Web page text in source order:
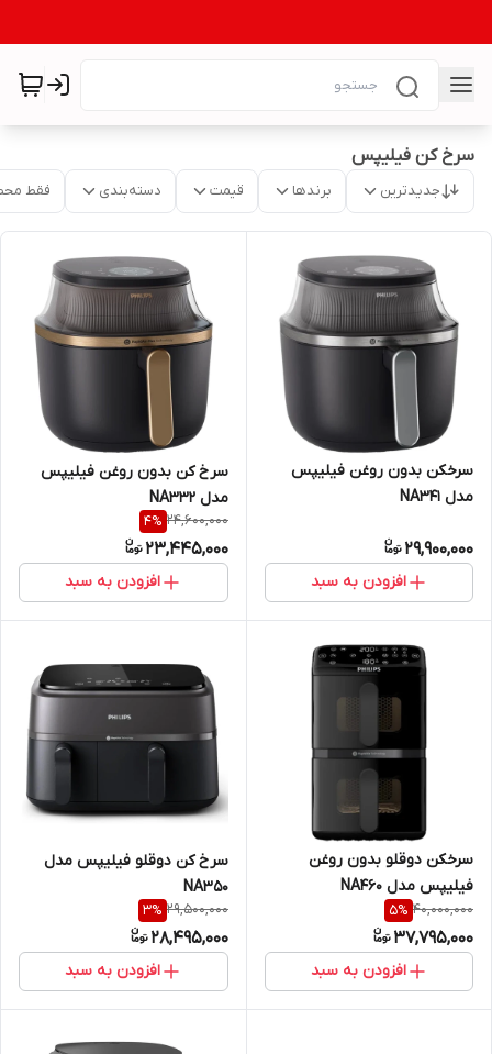
سرخ کن فیلیپس
جدیدترین برندها قیمت دسته‌بندی فقط
سرخکن بدون روغن فیلیپس
مدل NA341
29,900,000
افزودن به سبد
سرخ کن بدون روغن فیلیپس
مدل NA332
24,600,000
4%
23,445,000
افزودن به سبد
سرخکن دوقلو بدون روغن
فیلیپس مدل NA460
40,000,000
5%
37,795,000
افزودن به سبد
سرخ کن دوقلو فیلیپس مدل
NA350
29,500,000
3%
28,495,000
افزودن به سبد